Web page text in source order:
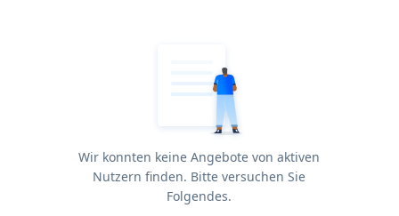
Wir konnten keine Angebote von aktiven
Nutzern finden. Bitte versuchen Sie
Folgendes.